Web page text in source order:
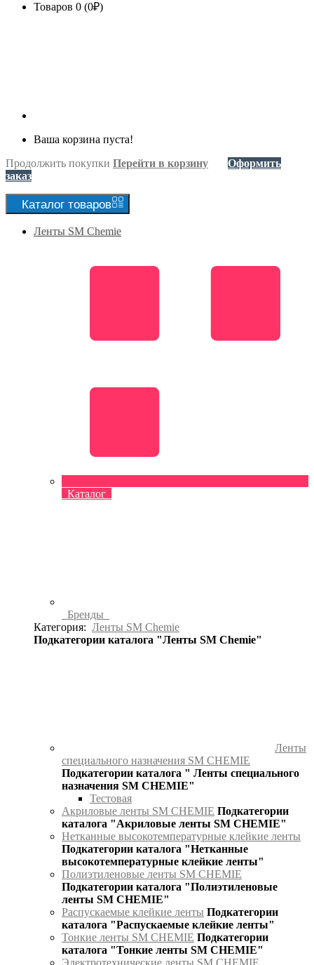
Товаров 0 (0₽)
Ваша корзина пуста!
Продолжить покупки Перейти в корзину
Оформить
заказ
Каталог товаров
Ленты SM Chemie
Каталог
Бренды
Категория: Ленты SM Chemie
Подкатегории каталога "Ленты SM Chemie"
Ленты
специального назначения SM CHEMIE
Подкатегории каталога " Ленты специального
назначения SM CHEMIE"
Тестовая
Акриловые ленты SM CHEMIE Подкатегории
каталога "Акриловые ленты SM CHEMIE"
Нетканные высокотемпературные клейкие ленты
Подкатегории каталога "Нетканные
высокотемпературные клейкие ленты"
Полиэтиленовые ленты SM CHEMIE
Подкатегории каталога "Полиэтиленовые
ленты SM CHEMIE"
Распускаемые клейкие ленты Подкатегории
каталога "Распускаемые клейкие ленты"
Тонкие ленты SM CHEMIE Подкатегории
каталога "Тонкие ленты SM CHEMIE"
Электротехнические ленты SM CHEMIE